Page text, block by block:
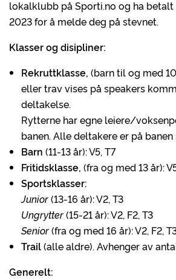
lokalklubb på Sporti.no og ha
2023 for å melde deg på stevnet.
Klasser og disipliner:
Rekruttklasse, (barn til og med
eller trav vises på speakers
deltakelse.
Rytterne har egne leiere/
banen. Alle deltakere er på
Barn (11-13 år): V5, T7
Fritidsklasse, (fra og med 13 år):
Sportsklasser:
Junior(13-16 år): V2, T3
Ungrytter(15-21 år): V2, F2, T3
Senior(fra og med 16 år): V2, F2,
Trail(alle aldre). Avhenger av
Generelt: